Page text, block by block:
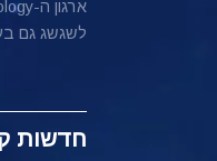
לשגשג גם
חדשות